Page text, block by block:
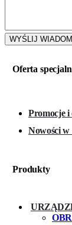
Oferta
Promocje i
Nowości w
Produkty